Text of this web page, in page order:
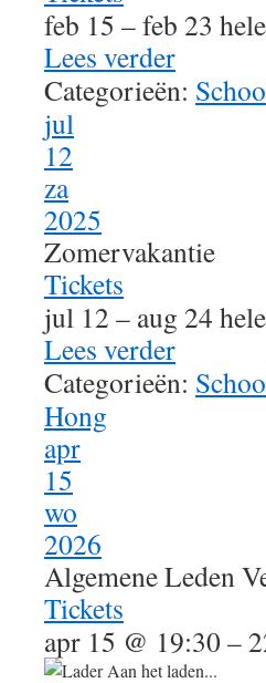
feb 15 – feb 23
Lees verder
Categorieën:
jul
12
za
2025
Zomervakantie
Tickets
jul 12 – aug 24
Lees verder
Categorieën:
Hong
apr
15
wo
2026
Algemene Leden
Tickets
apr 15 @ 19:30 –
Aan het laden...